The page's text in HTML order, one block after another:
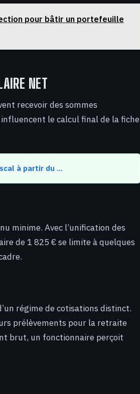
pour bâtir un portefeuille
NET
recevoir des sommes
le calcul final de la fiche
à partir du …
minime. Avec l’unification des
de 1 825 € se limite à quelques
régime de cotisations distinct.
prélèvements pour la retraite
brut, un fonctionnaire perçoit